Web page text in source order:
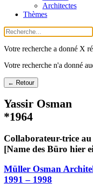
Architectes
Thèmes
Votre recherche a donné X
Votre recherche n'a donné
← Retour
Yassir Osman
*1964
Collaborateur-trice
[Name des Büro hier
Müller Osman
1991 – 1998